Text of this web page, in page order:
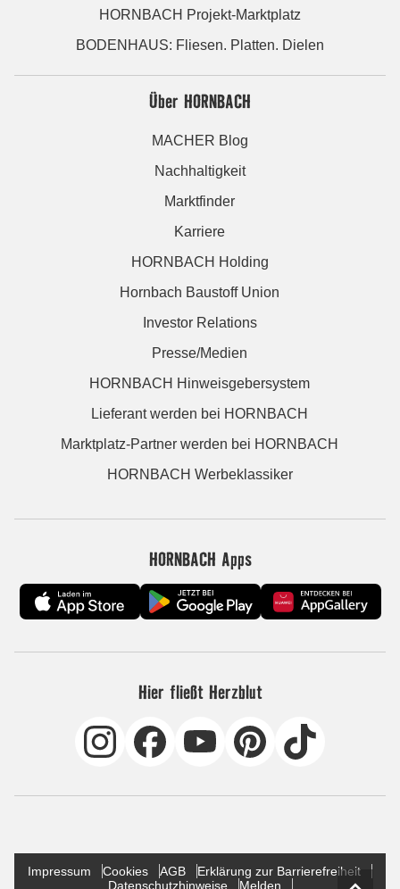
HORNBACH Projekt-Marktplatz
BODENHAUS: Fliesen. Platten. Dielen
Über HORNBACH
MACHER Blog
Nachhaltigkeit
Marktfinder
Karriere
HORNBACH Holding
Hornbach Baustoff Union
Investor Relations
Presse/Medien
HORNBACH Hinweisgebersystem
Lieferant werden bei HORNBACH
Marktplatz-Partner werden bei HORNBACH
HORNBACH Werbeklassiker
HORNBACH Apps
Hier fließt Herzblut
Impressum Cookies AGB
Erklärung zur Barrierefreiheit
Datenschutzhinweise
Melden